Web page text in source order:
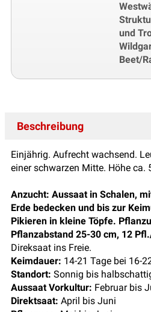
und
Beet/
Beschreibung
Einjährig. Aufrecht wachsend.
einer schwarzen Mitte. Höhe ca.
Anzucht: Aussaat in Schalen,
Erde bedecken und bis zur
Pikieren in kleine Töpfe.
Pflanzabstand 25-30 cm, 12
Direksaat ins Freie.
Keimdauer: 14-21 Tage bei 16-
Standort: Sonnig bis
Aussaat Vorkultur: Februar bis
Direktsaat: April bis Juni